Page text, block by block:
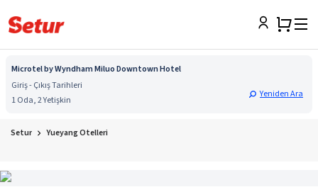
Microtel by Wyndham Miluo Downtown Hotel
Giriş - Çıkış Tarihleri
1 Oda, 2 Yetişkin
Yeniden Ara
Setur Yueyang Otelleri